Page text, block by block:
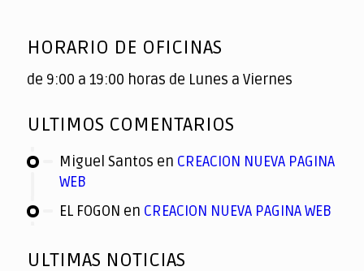
HORARIO DE OFICINAS
de 9:00 a 19:00 horas de Lunes a Viernes
ULTIMOS COMENTARIOS
Miguel Santos en CREACION NUEVA PAGINA
WEB
EL FOGON en CREACION NUEVA PAGINA WEB
ULTIMAS NOTICIAS